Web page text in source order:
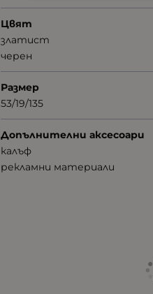
Цвят
златист
черен
Размер
53/19/135
Допълнителни аксесоари
калъф
рекламни материали